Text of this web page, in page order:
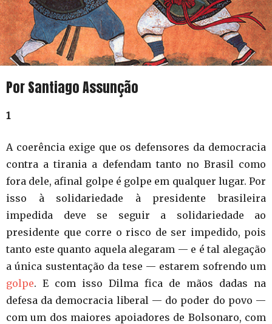
Por Santiago Assunção
1
A coerência exige que os defensores da democracia
contra a tirania a defendam tanto no Brasil como
fora dele, afinal golpe é golpe em qualquer lugar. Por
isso à solidariedade à presidente brasileira
impedida deve se seguir a solidariedade ao
presidente que corre o risco de ser impedido, pois
tanto este quanto aquela alegaram — e é tal alegação
a única sustentação da tese — estarem sofrendo um
golpe. E com isso Dilma fica de mãos dadas na
defesa da democracia liberal — do poder do povo —
com um dos maiores apoiadores de Bolsonaro, com